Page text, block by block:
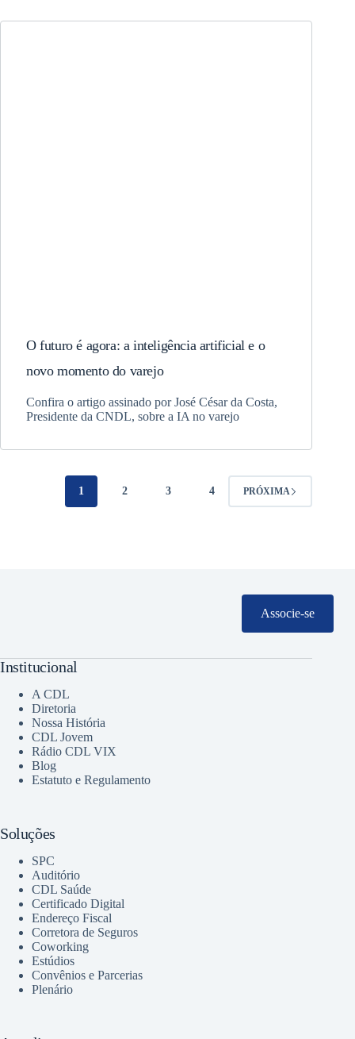
O futuro é agora: a inteligência artificial e o
novo momento do varejo
Confira o artigo assinado por José César da Costa,
Presidente da CNDL, sobre a IA no varejo
1 2 3 4 PRÓXIMA
Associe-se
Institucional
A CDL
Diretoria
Nossa História
CDL Jovem
Rádio CDL VIX
Blog
Estatuto e Regulamento
Soluções
SPC
Auditório
CDL Saúde
Certificado Digital
Endereço Fiscal
Corretora de Seguros
Coworking
Estúdios
Convênios e Parcerias
Plenário